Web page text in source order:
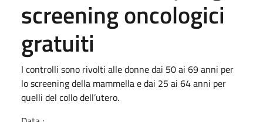
screening oncologici
gratuiti
I controlli sono rivolti alle donne dai 50 ai 69 anni per
lo screening della mammella e dai 25 ai 64 anni per
quelli del collo dell’utero.